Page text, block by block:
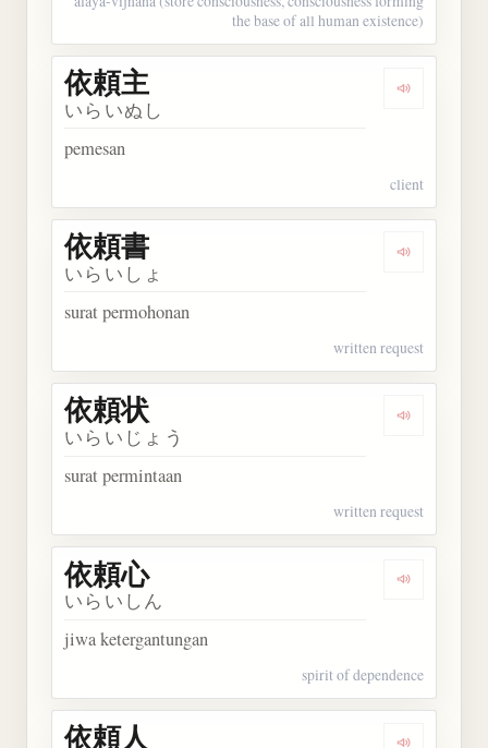
the base of all human existence)
Dengarkan
依頼主
いらいぬし
pemesan
client
Dengarkan
依頼書
いらいしょ
surat permohonan
written request
Dengarkan
依頼状
いらいじょう
surat permintaan
written request
Dengarkan
依頼心
いらいしん
jiwa ketergantungan
spirit of dependence
依頼人